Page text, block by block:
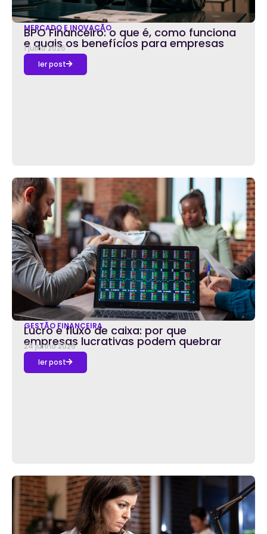
MERCADO E INOVAÇÃO
BPO Financeiro: o que é, como funciona
e quais os benefícios para empresas
1 julho 2026
ler post
GESTÃO FINANCEIRA
Lucro e fluxo de caixa: por que
empresas lucrativas podem quebrar
24 junho 2026
ler post